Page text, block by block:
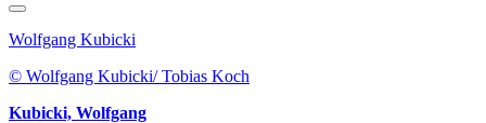
Wolfgang Kubicki
© Wolfgang Kubicki/ Tobias Koch
Kubicki, Wolfgang